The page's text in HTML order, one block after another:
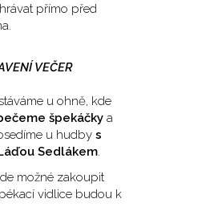
přímo před
VEČER
u ohně, kde
špekáčky a
u hudbys
Sedlákem.
možné zakoupit
vidlice budou k